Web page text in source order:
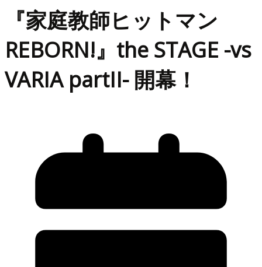
『家庭教師ヒットマン
REBORN!』the STAGE -vs
VARIA partII- 開幕！